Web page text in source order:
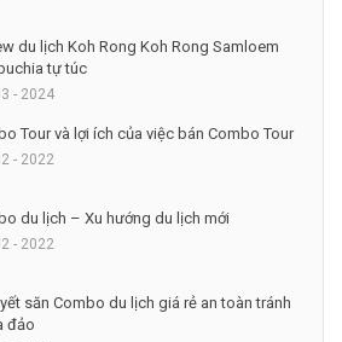
du lịch Koh Rong Koh Rong Samloem
tự túc
- 2024
Tour và lợi ích của việc bán Combo Tour
- 2022
du lịch – Xu hướng du lịch mới
- 2022
săn Combo du lịch giá rẻ an toàn tránh
đảo